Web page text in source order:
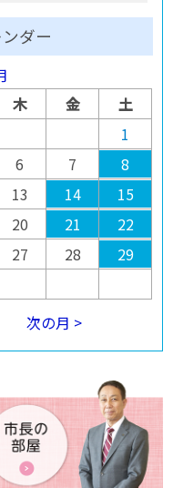
ダー
木 金
土
1
6 7
8
13 14
15
20 21
22
27 28
29
次の月 >